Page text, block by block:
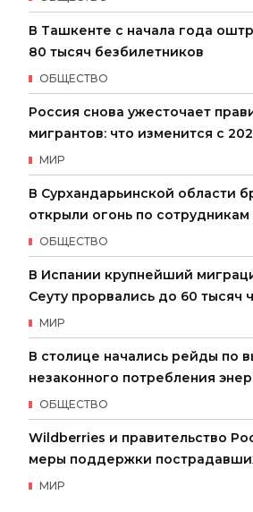
В Ташкенте с начала года
80 тысяч безбилетников
ОБЩЕСТВО
Россия снова ужесточает
мигрантов: что изменится с
МИР
В Сурхандарьинской области
открыли огонь по
ОБЩЕСТВО
В Испании крупнейший
Сеуту прорвались до 60 тысяч
МИР
В столице начались рейды по
незаконного потребления
ОБЩЕСТВО
Wildberries и правительство
меры поддержки
МИР